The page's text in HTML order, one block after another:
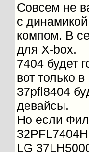
Cовсем не
с
компом. В
для X-box.
7404 будет
вот только
37pfl8404
девайсы.
Но если
32PFL7404H
LG